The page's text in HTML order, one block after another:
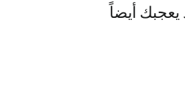
يعجبك أيضاً